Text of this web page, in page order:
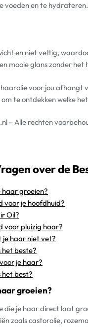
voeden en te
en niet vettig,
mooie glans zonder
voor jou afhangt
te ontdekken welke
– Alle rechten
over de
haar groeien?
voor je hoofdhuid?
Oil?
voor pluizig haar?
je haar niet vet?
het beste?
je haar?
het best?
groeien?
die je haar direct laat
zoals castorolie,